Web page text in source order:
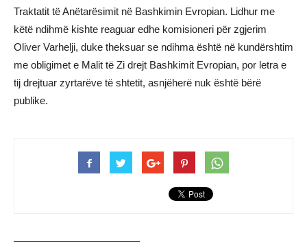
Traktatit të Anëtarësimit në Bashkimin Evropian. Lidhur me
këtë ndihmë kishte reaguar edhe komisioneri për zgjerim
Oliver Varhelji, duke theksuar se ndihma është në kundërshtim
me obligimet e Malit të Zi drejt Bashkimit Evropian, por letra e
tij drejtuar zyrtarëve të shtetit, asnjëherë nuk është bërë
publike.